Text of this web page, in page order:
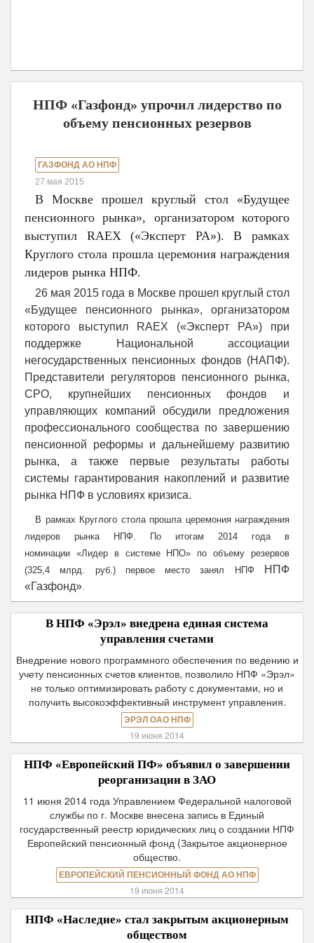
НПФ «Газфонд» упрочил лидерство по
объему пенсионных резервов
ГАЗФОНД АО НПФ
27 мая 2015
В Москве прошел круглый стол «Будущее
пенсионного рынка», организатором которого
выступил RAEX («Эксперт РА»). В рамках
Круглого стола прошла церемония награждения
лидеров рынка НПФ.
26 мая 2015 года в Москве прошел круглый стол
«Будущее пенсионного рынка», организатором
которого выступил RAEX («Эксперт РА») при
поддержке Национальной ассоциации
негосударственных пенсионных фондов (НАПФ).
Представители регуляторов пенсионного рынка,
СРО, крупнейших пенсионных фондов и
управляющих компаний обсудили предложения
профессионального сообщества по завершению
пенсионной реформы и дальнейшему развитию
рынка, а также первые результаты работы
системы гарантирования накоплений и развитие
рынка НПФ в условиях кризиса.
В рамках Круглого стола прошла церемония награждения
лидеров рынка НПФ. По итогам 2014 года в
номинации «Лидер в системе НПО» по объему резервов
(325,4 млрд. руб.) первое место занял НПФ
НПФ
«Газфонд».
В НПФ «Эрэл» внедрена единая система
управления счетами
Внедрение нового программного обеспечения по ведению и
учету пенсионных счетов клиентов, позволило НПФ «Эрэл»
не только оптимизировать работу с документами, но и
получить высокоэффективный инструмент управления.
ЭРЭЛ ОАО НПФ
19 июня 2014
НПФ «Европейский ПФ» объявил о завершении
реорганизации в ЗАО
11 июня 2014 года Управлением Федеральной налоговой
службы по г. Москве внесена запись в Единый
государственный реестр юридических лиц о создании НПФ
Европейский пенсионный фонд (Закрытое акционерное
общество.
ЕВРОПЕЙСКИЙ ПЕНСИОННЫЙ ФОНД АО НПФ
19 июня 2014
НПФ «Наследие» стал закрытым акционерным
обществом